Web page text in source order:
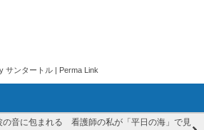
サンタートル Perma Link
の音に包まれる 看護師の私が「平日の海」で見